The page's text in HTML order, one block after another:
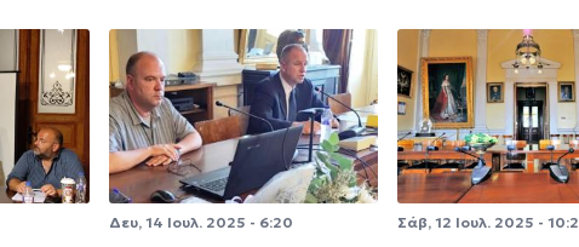
Δευ, 14 Ιουλ. 2025 - 6:20 Σάβ, 12 Ιουλ. 2025 -